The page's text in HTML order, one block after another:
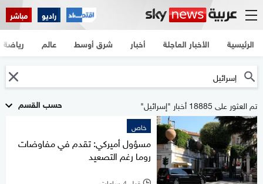
راديو مباشر
الرئيسية الأخبار العاجلة أخبار شرق أوسط عالم رياضة
حسب القسم تم العثور على 18885 أخبار "إسرائيل"
خاص
مسؤول أميركي: تقدم في مفاوضات
روما رغم التصعيد